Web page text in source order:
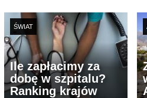
ŚWIAT
Ile zapłacimy za
dobę w szpitalu?
Ranking krajów